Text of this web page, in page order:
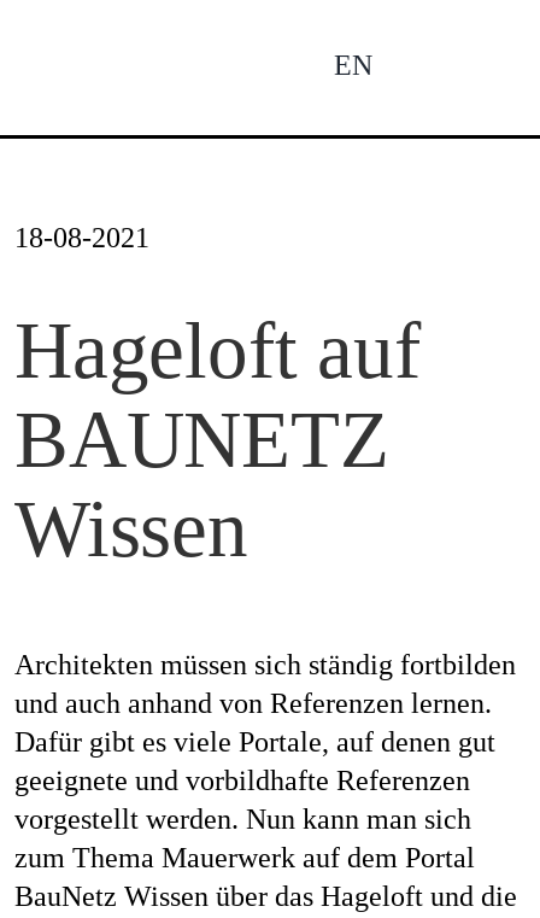
EN
18-08-2021
Hageloft auf
BAUNETZ
Wissen
Architekten müssen sich ständig fortbilden
und auch anhand von Referenzen lernen.
Dafür gibt es viele Portale, auf denen gut
geeignete und vorbildhafte Referenzen
vorgestellt werden. Nun kann man sich
zum Thema Mauerwerk auf dem Portal
BauNetz Wissenüber das Hageloft und die